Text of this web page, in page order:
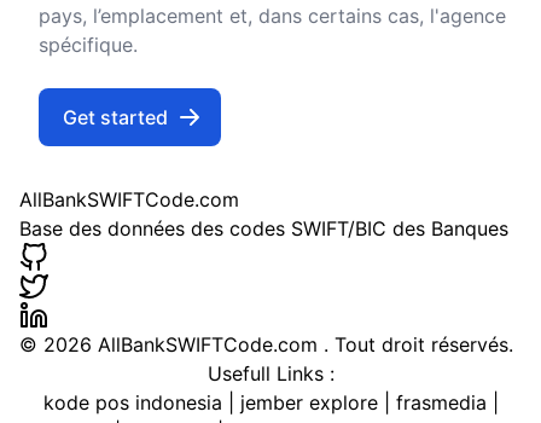
pays, l’emplacement et, dans certains cas, l'agence
spécifique.
Get started
AllBankSWIFTCode.com
Base des données des codes SWIFT/BIC des Banques
© 2026 AllBankSWIFTCode.com . Tout droit réservés.
Usefull Links :
kode pos indonesia
jember explore| frasmedia